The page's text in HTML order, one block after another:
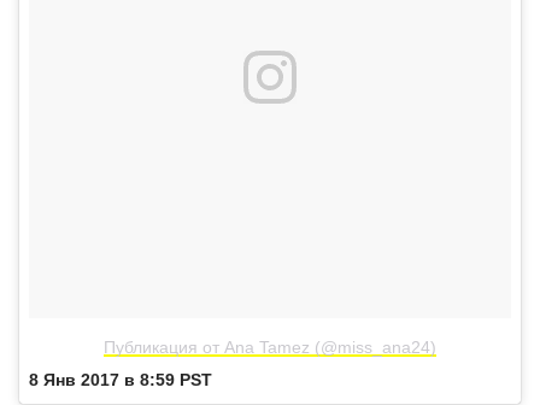
Публикация от Ana Tamez (@miss_ana24)
8 Янв 2017 в 8:59 PST